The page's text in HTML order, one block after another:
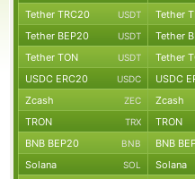
Tether TRC20 USDT Tether
Tether BEP20 USDT Tether
Tether TON USDT Tether
USDC ERC20 USDC USDC
Zcash ZEC Zcash
TRON TRX TRON
BNB BEP20 BNB BNB
Solana SOL Solana